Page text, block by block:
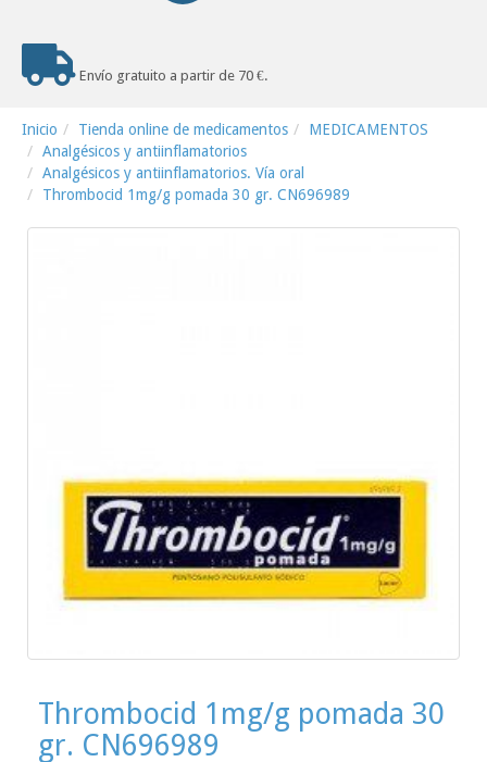
Envío gratuito a partir de 70 €.
Inicio Tienda online de medicamentos
MEDICAMENTOS
Analgésicos y antiinflamatorios
Analgésicos y antiinflamatorios. Vía oral
Thrombocid 1mg/g pomada 30 gr. CN696989
Thrombocid 1mg/g pomada 30
gr. CN696989